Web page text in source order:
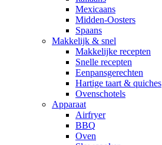
Mexicaans
Midden-Oosters
Spaans
Makkelijk & snel
Makkelijke recepten
Snelle recepten
Eenpansgerechten
Hartige taart & quiches
Ovenschotels
Apparaat
Airfryer
BBQ
Oven